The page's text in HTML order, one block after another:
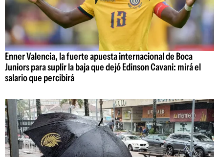
Enner Valencia, la fuerte apuesta internacional de Boca
Juniors para suplir la baja que dejó Edinson Cavani: mirá el
salario que percibirá